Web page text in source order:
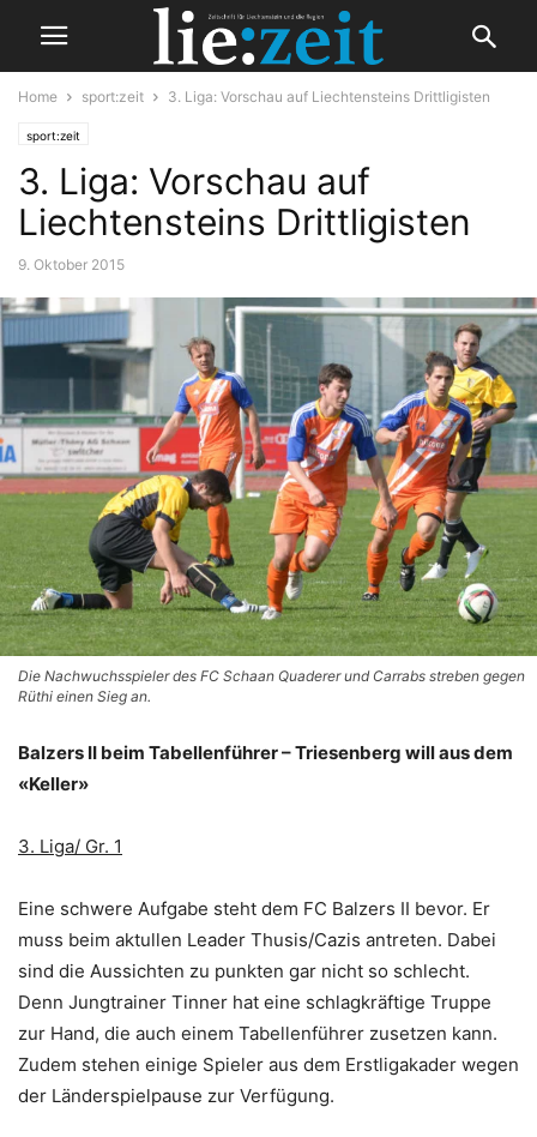
Home sport:zeit 3. Liga: Vorschau auf Liechtensteins Drittligisten
sport:zeit
3. Liga: Vorschau auf
Liechtensteins Drittligisten
9. Oktober 2015
Die Nachwuchsspieler des FC Schaan Quaderer und Carrabs streben gegen
Rüthi einen Sieg an.
Balzers II beim Tabellenführer – Triesenberg will aus dem
«Keller»
3. Liga/ Gr. 1
Eine schwere Aufgabe steht dem FC Balzers II bevor. Er
muss beim aktullen Leader Thusis/Cazis antreten. Dabei
sind die Aussichten zu punkten gar nicht so schlecht.
Denn Jungtrainer Tinner hat eine schlagkräftige Truppe
zur Hand, die auch einem Tabellenführer zusetzen kann.
Zudem stehen einige Spieler aus dem Erstligakader wegen
der Länderspielpause zur Verfügung.